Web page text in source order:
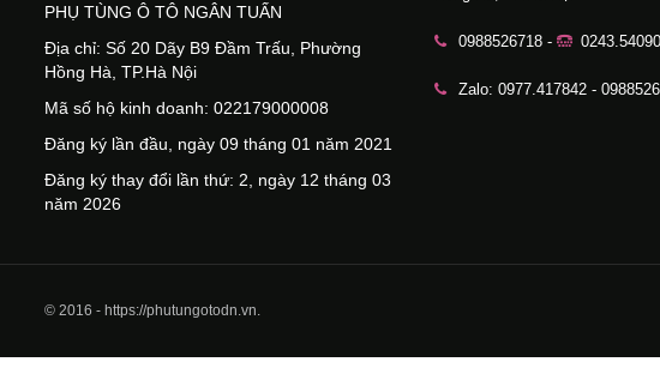
PHỤ TÙNG Ô TÔ NGÂN TUẤN
Địa chỉ: Số 20 Dãy B9 Đầm Trấu, Phường
Hồng Hà, TP.Hà Nội
Mã số hộ kinh doanh: 022179000008
Đăng ký lần đầu, ngày 09 tháng 01 năm 2021
Đăng ký thay đổi lần thứ: 2, ngày 12 tháng 03
năm 2026
0988526718 -
Zalo: 0977.417842 -
© 2016 - https://phutungotodn.vn.